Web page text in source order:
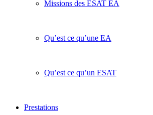
Missions des ESAT EA
Qu’est ce qu’une EA
Qu’est ce qu’un ESAT
Prestations